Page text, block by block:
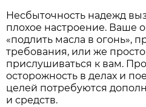
Несбыточность надежд
плохое настроение. Ваше
«подлить масла в огонь»,
требования, или же
прислушиваться к вам.
осторожность в делах и
целей потребуются
и средств.